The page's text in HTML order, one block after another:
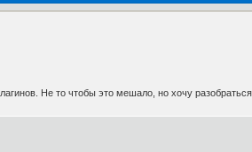
Не то чтобы это мешало, но хочу